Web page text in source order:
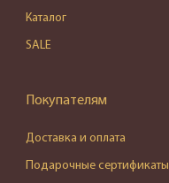
Каталог
SALE
Покупателям
Доставка и оплата
Подарочные сертификаты